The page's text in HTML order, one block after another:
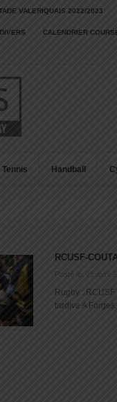
VALERIQUAIS 2022/2023
CALENDRIER
Tennis Handball
RCUSF-
Posté le: 21 avril
Rugby :
tardive A